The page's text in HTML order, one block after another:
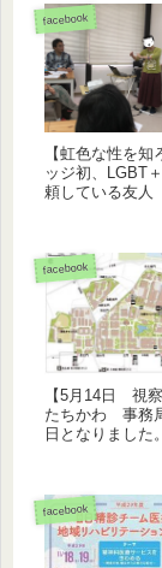
facebook
【虹色な性を
ッジ初、LGBT
頼している友人
facebook
【5月14日 視
たちかわ 事務
日となりました
facebook